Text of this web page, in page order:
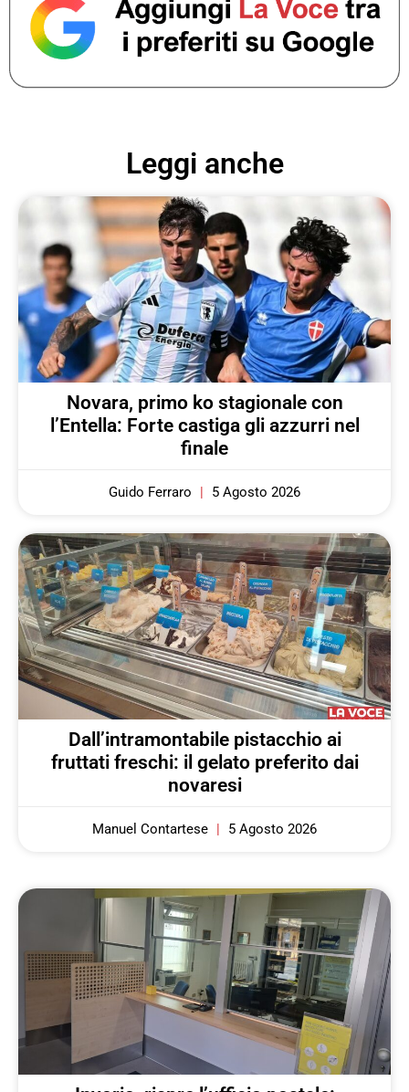
Leggi anche
Novara, primo ko stagionale con
l’Entella: Forte castiga gli azzurri nel
finale
Guido Ferraro 5 Agosto 2026
Dall’intramontabile pistacchio ai
fruttati freschi: il gelato preferito dai
novaresi
Manuel Contartese 5 Agosto 2026